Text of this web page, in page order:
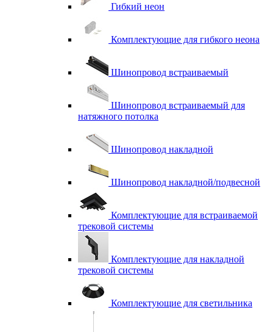
Гибкий неон
Комплектующие для гибкого неона
Шинопровод встраиваемый
Шинопровод встраиваемый для
натяжного потолка
Шинопровод накладной
Шинопровод накладной/подвесной
Комплектующие для встраиваемой
трековой системы
Комплектующие для накладной
трековой системы
Комплектующие для светильника